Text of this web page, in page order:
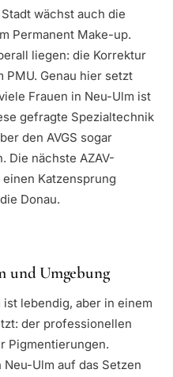
wächst auch die
Permanent Make-up.
liegen: die Korrektur
PMU. Genau hier setzt
Frauen in Neu-Ulm ist
gefragte Spezialtechnik
den AVGS sogar
Die nächste AZAV-
Katzensprung
Donau.
und Umgebung
lebendig, aber in einem
der professionellen
Pigmentierungen.
Ulm auf das Setzen